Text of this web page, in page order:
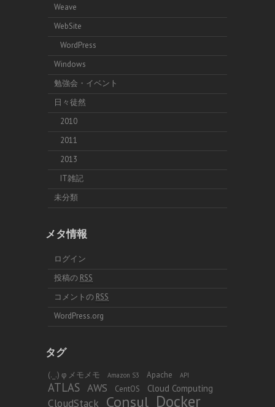
Weave
WebSite
WordPress
Windows
勉強会・イベント
日々徒然
2010
2011
2013
IT雑記
未分類
メタ情報
ログイン
投稿の RSS
コメントの RSS
WordPress.org
タグ
(._.) φ メモメモ Amazon S3 Apache API
ATLAS AWS CentOS Cloud Computing
CloudStack Consul Docker